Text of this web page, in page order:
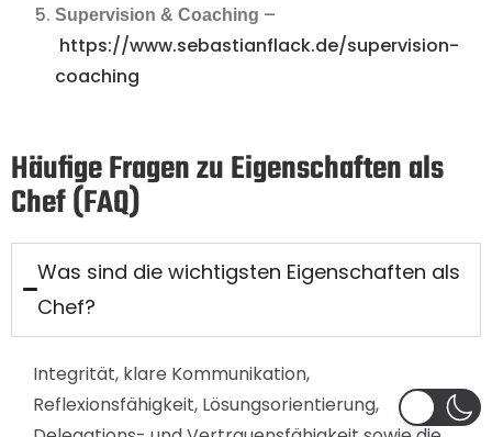
Supervision & Coaching –
https://www.sebastianflack.de/supervision-
coaching
Häufige Fragen zu Eigenschaften als
Chef (FAQ)
Was sind die wichtigsten Eigenschaften als
Chef?
Integrität, klare Kommunikation,
Reflexionsfähigkeit, Lösungsorientierung,